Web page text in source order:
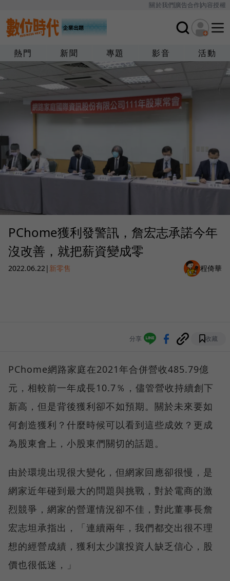
關於我們廣告合作內容授權
熱門 新聞 專題 影音 活動
PChome獲利發警訊，詹宏志承諾今年
沒改善，就把薪資變成零
2022.06.22| 新零售 程倚華
分享 收藏
PChome網路家庭在2021年合併營收485.79億
元，相較前一年成長10.7％，儘管營收持續創下
新高，但是背後獲利卻不如預期。關於未來要如
何創造獲利？什麼時候可以看到這些成效？更成
為股東會上，小股東們關切的話題。
由於環境出現很大變化，但網家回應卻很慢，是
網家近年碰到最大的問題與挑戰，對於電商的激
烈競爭，網家的營運情況卻不佳，對此董事長詹
宏志坦承指出，「連續兩年，我們都交出很不理
想的經營成績，獲利太少讓投資人缺乏信心，股
價也很低迷，」